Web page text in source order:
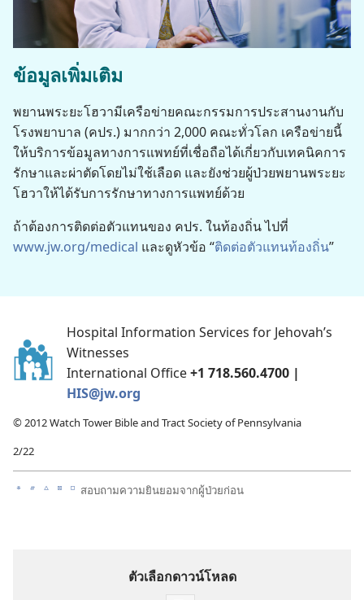
ข้อมูล​เพิ่ม​เติม
พยาน​พระ​ยะโฮวา​มี​เครือข่าย​คณะ​กรรมการ​ประสาน​งาน​กับ​
โรง​พยาบาล (คปร.) มาก​กว่า 2,000 คณะ​ทั่ว​โลก เครือข่าย​นี้​
ให้​บริการ​ข้อมูล​ทาง​การ​แพทย์​ที่​เชื่อถือ​ได้​เกี่ยว​กับ​เทคนิค​การ​
รักษา​และ​ผ่าตัด​โดย​ไม่​ใช้​เลือด และ​ยัง​ช่วย​ผู้​ป่วย​พยาน​พระ​ยะ
โฮวา​ให้​ได้​รับ​การ​รักษา​ทาง​การ​แพทย์​ด้วย
ถ้า​ต้องการ​ติด​ต่อ​ตัว​แทน​ของ คปร. ใน​ท้องถิ่น ไป​ที่
www.jw.org/medical และ​ดู​หัวข้อ “ติด​ต่อ​ตัว​แทน​ท้องถิ่น”
Hospital Information Services for Jehovah’s
Witnesses
International Office+1 718.560.4700 |
HIS@jw.org
© 2012 Watch Tower Bible and Tract Society of Pennsylvania
2/22
a b c d e สอบ​ถาม​ความ​ยินยอม​จาก​ผู้​ป่วย​ก่อน
ตัวเลือกดาวน์โหลด